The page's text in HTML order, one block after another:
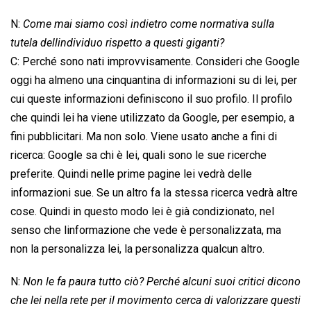
N: Come mai siamo così indietro come normativa sulla
tutela dellindividuo rispetto a questi giganti?
C: Perché sono nati improvvisamente. Consideri che Google
oggi ha almeno una cinquantina di informazioni su di lei, per
cui queste informazioni definiscono il suo profilo. Il profilo
che quindi lei ha viene utilizzato da Google, per esempio, a
fini pubblicitari. Ma non solo. Viene usato anche a fini di
ricerca: Google sa chi è lei, quali sono le sue ricerche
preferite. Quindi nelle prime pagine lei vedrà delle
informazioni sue. Se un altro fa la stessa ricerca vedrà altre
cose. Quindi in questo modo lei è già condizionato, nel
senso che linformazione che vede è personalizzata, ma
non la personalizza lei, la personalizza qualcun altro.
N: Non le fa paura tutto ciò? Perché alcuni suoi critici dicono
che lei nella rete per il movimento cerca di valorizzare questi